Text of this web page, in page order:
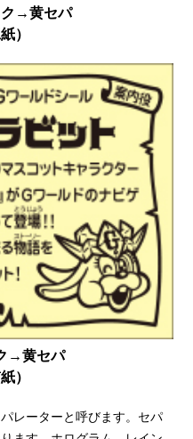
ク→黄セパ
）
→黄セパ
）
レーターと呼びます。セパ